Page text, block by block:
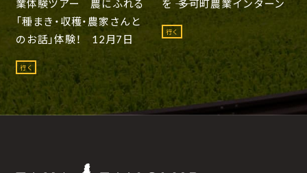
業体験ツアー 農にふれる
「種まき・収穫・農家さんと
のお話」体験！ 12月7日
行く
を ―― 多可町農業インターン
行く